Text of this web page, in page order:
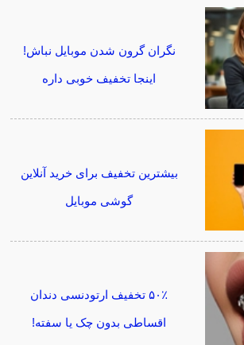
نگران گرون شدن موبایل نباش!
اینجا تخفیف خوبی داره
بیشترین تخفیف برای خرید آنلاین
گوشی موبایل
۵۰٪ تخفیف ارتودنسی دندان
اقساطی بدون چک یا سفته!